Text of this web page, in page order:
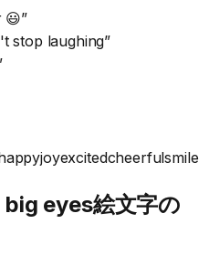
😃”
stop laughing”
joyexcitedcheerfulsmile
eyes絵文字の